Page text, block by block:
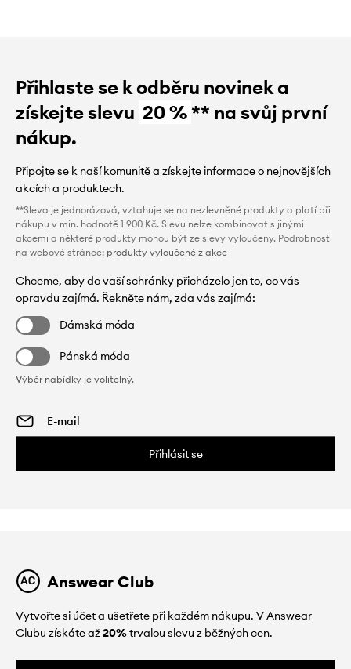
Přihlaste se k odběru novinek a
získejte slevu 20 %** na svůj první
nákup.
Připojte se k naší komunitě a získejte informace o nejnovějších
akcích a produktech.
**Sleva je jednorázová, vztahuje se na nezlevněné produkty a platí při
nákupu v min. hodnotě 1 900 Kč. Slevu nelze kombinovat s jinými
akcemi a některé produkty mohou být ze slevy vyloučeny. Podrobnosti
na webové stránce: produkty vyloučené z akce
Chceme, aby do vaší schránky přicházelo jen to, co vás
opravdu zajímá. Řekněte nám, zda vás zajímá:
Dámská móda
Pánská móda
Výběr nabídky je volitelný.
Přihlásit se
Answear Club
Vytvořte si účet a ušetřete při každém nákupu. V Answear
Clubu získáte až20%trvalou slevu z běžných cen.